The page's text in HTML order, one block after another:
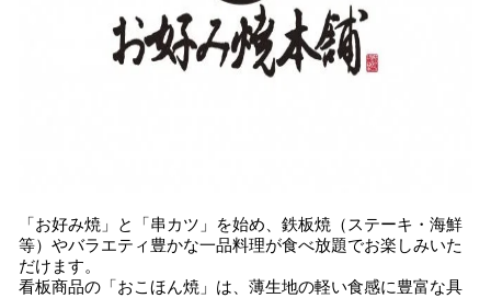
「お好み焼」と「串カツ」を始め、鉄板焼（ステーキ・海鮮
等）やバラエティ豊かな一品料理が食べ放題でお楽しみいた
だけます。
看板商品の「おこほん焼」は、薄生地の軽い食感に豊富な具